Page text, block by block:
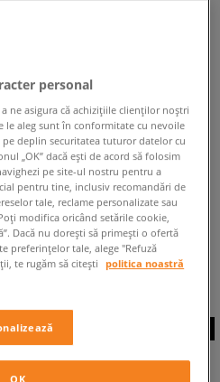
filtre.
LA MAGAZIN
LA
personal
ne asigura că achizițiile clienților noștri
le aleg sunt în conformitate cu nevoile
pe deplin securitatea tuturor datelor cu
„OK” dacă ești de acord să folosim
pe site-ul nostru pentru a
pentru tine, inclusiv recomandări de
tale, reclame personalizate sau
modifica oricând setările cookie,
Dacă nu dorești să primești o ofertă
preferințelor tale, alege "Refuză
te rugăm să citești
politica noastră
OK